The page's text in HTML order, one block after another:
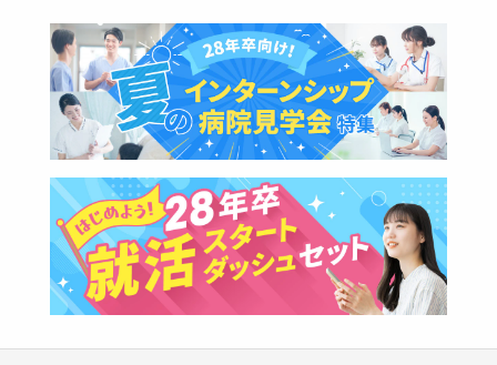
自己知覚－自己概念パターン
乳幼児期の養育者との愛着や基本的信頼関係がどのように
構築されているかが子どもの自己概念の発達に大きな影響
を与えます。そのため、親の養育度や子どもへのかかわり方
もあわせて確認することが重要です。
アセスメント例
自己概念
ボディイメージ